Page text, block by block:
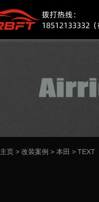
主页 > 改装案例 > 本田 > TEXT